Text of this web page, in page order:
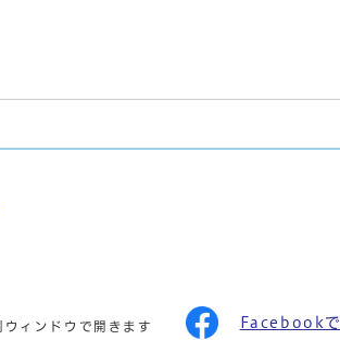
ィンドウで開きます Facebook